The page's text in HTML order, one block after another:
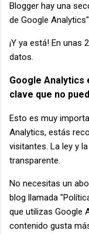
Blogger hay una
de Google
¡Y ya está! En unas
datos.
Google Analytics
clave que no
Esto es muy
Analytics, estás
visitantes. La ley y
transparente.
No necesitas un
blog llamada
que utilizas Google
contenido gusta